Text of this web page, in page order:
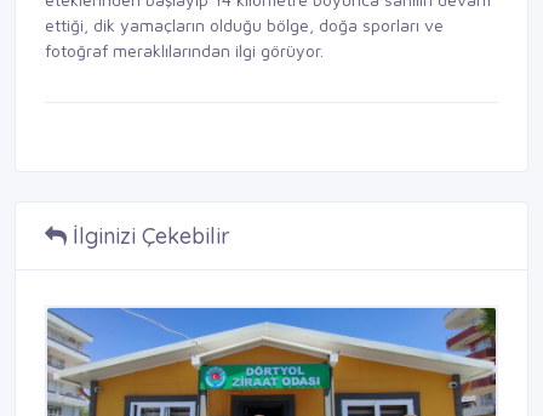
ettiği, dik yamaçların olduğu bölge, doğa sporları ve
fotoğraf meraklılarından ilgi görüyor.
İlginizi Çekebilir